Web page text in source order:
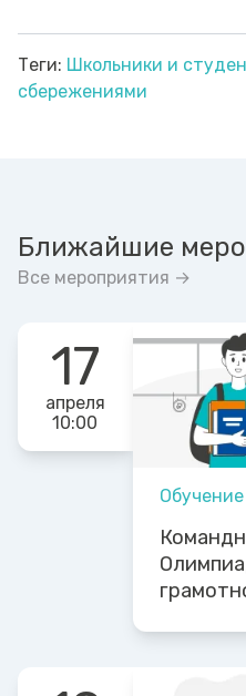
Теги: Школьники и
сбережениями
Ближайшие
Все мероприятия →
17
апреля
10:00
Обучение